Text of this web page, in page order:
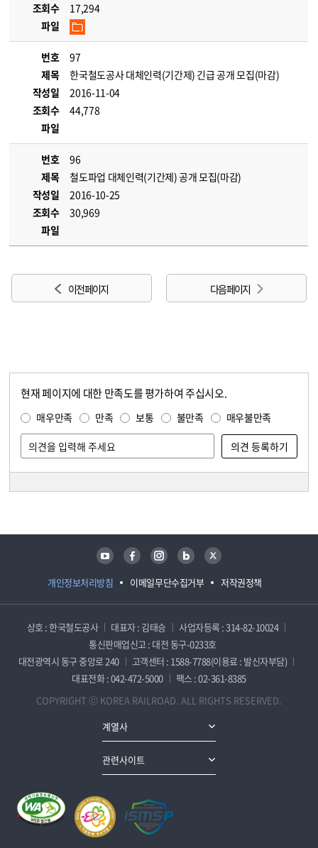
조회수
17,294
파일
번호
97
제목
한국철도공사 대체인력(기간제) 긴급 공개 모집(마감)
작성일
2016-11-04
조회수
44,778
파일
번호
96
제목
철도파업 대체인력(기간제) 공개 모집(마감)
작성일
2016-10-25
조회수
30,969
파일
이전 페이지 다음 페이지
현재 페이지에 대한 만족도를 평가하여 주십시오.
매우만족 만족 보통 불만족 매우불만족
개인정보처리방침 이메일무단수집거부 저작권정책
유튜브 페이스북 인스타그램 블로그 트위터
상호 : 한국철도공사 대표자 : 김태승
사업자등록 : 314-82-10024
통신판매업신고 : 대전 동구-0233호
대전광역시 동구 중앙로 240
고객센터 : 1588-7788(이용료 : 발신자부담)
대표전화 : 042-472-5000
팩스 : 02-361-8385
COPYRIGHT ⓒ KOREA RAILROAD. ALL RIGHTS RESERVED.
계열사
관련사이트